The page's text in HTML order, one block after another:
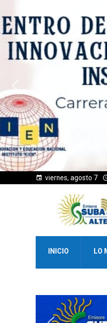
viernes, agosto 7
INICIO LO